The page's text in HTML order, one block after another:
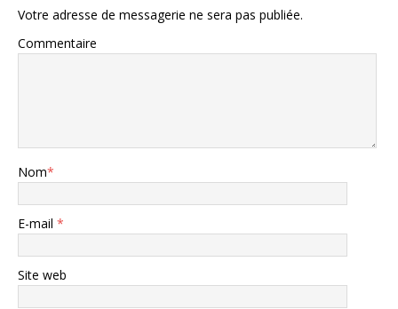
Votre adresse de messagerie ne sera pas publiée.
Commentaire
Nom*
E-mail *
Site web